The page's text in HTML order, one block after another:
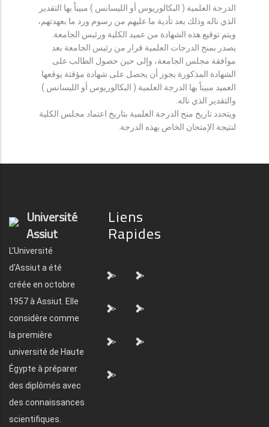
الدرجة العلمية ( البكالوريوس أو الليسانس ) مبيناً بها التقدير
الذي ناله وذلك بعد تأدية ما عليهم من رسوم ورد ما بعهدتهم،
ويتم توقيع هذه الشهادة من عميد الكلية ورئيس الجامعة.
يصدر بمنح الدرجات العلمية قرار من رئيس الجامعة بعد
موافقة مجلس الجامعة، وإلى حين حصول الطالب على
الشهادة المذكورة يجوز أن يحصل على شهادة مؤقتة يوقعها
العميد مبيناً بها الدرجة العلمية ( البكالوريوس أو الليسانس )
والتقدير الذي ناله.
ويتحدد تاريخ منح الدرجة العلمية بتاريخ اعتماد مجلس الكلية
لنتيجة الإمتحان الخاص بهذه الدرجة.
Université
Assiut
L'Université
d'Assiut a été
créée en octobre
1957 à Assiut. Elle
considère comme
la première
université de Haute
Égypte à préparer
des diplômés avec
des connaissances
scientifiques.
Liens
Rapides
"> ">
"> ">
"> ">
">